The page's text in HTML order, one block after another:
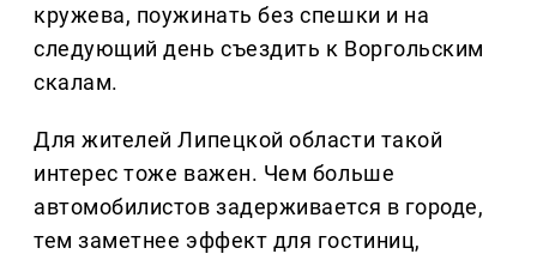
кружева, поужинать без спешки и на
следующий день съездить к Воргольским
скалам.
Для жителей Липецкой области такой
интерес тоже важен. Чем больше
автомобилистов задерживается в городе,
тем заметнее эффект для гостиниц,